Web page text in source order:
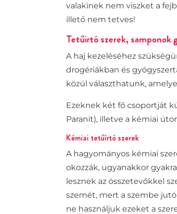
valakinek nem viszket a
illető nem tetves!
Tetűirtó szerek, samponok
A haj kezeléséhez
drogériákban és
közül választhatunk,
Ezeknek két fő csoportját
Paranit), illetve a kémiai
Kémiai tetűírtó szerek
A hagyományos kémiai
okozzák, ugyanakkor
lesznek az összetevőkkel
szemét, mert a szembe
ne használjuk ezeket a